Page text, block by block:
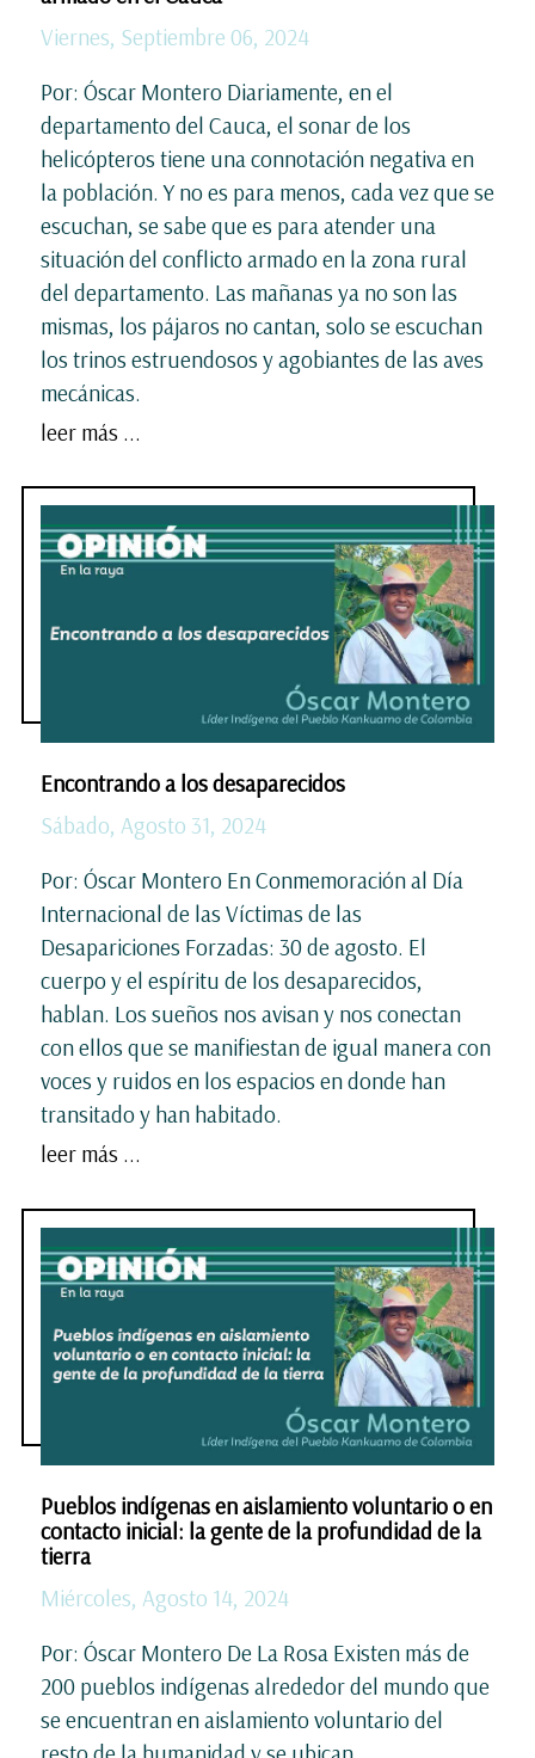
Viernes, Septiembre 06, 2024
Por: Óscar Montero Diariamente, en el
departamento del Cauca, el sonar de los
helicópteros tiene una connotación negativa en
la población. Y no es para menos, cada vez que se
escuchan, se sabe que es para atender una
situación del conflicto armado en la zona rural
del departamento. Las mañanas ya no son las
mismas, los pájaros no cantan, solo se escuchan
los trinos estruendosos y agobiantes de las aves
mecánicas.
leer más ...
Encontrando a los desaparecidos
Sábado, Agosto 31, 2024
Por: Óscar Montero En Conmemoración al Día
Internacional de las Víctimas de las
Desapariciones Forzadas: 30 de agosto. El
cuerpo y el espíritu de los desaparecidos,
hablan. Los sueños nos avisan y nos conectan
con ellos que se manifiestan de igual manera con
voces y ruidos en los espacios en donde han
transitado y han habitado.
leer más ...
Pueblos indígenas en aislamiento voluntario o en
contacto inicial: la gente de la profundidad de la
tierra
Miércoles, Agosto 14, 2024
Por: Óscar Montero De La Rosa Existen más de
200 pueblos indígenas alrededor del mundo que
se encuentran en aislamiento voluntario del